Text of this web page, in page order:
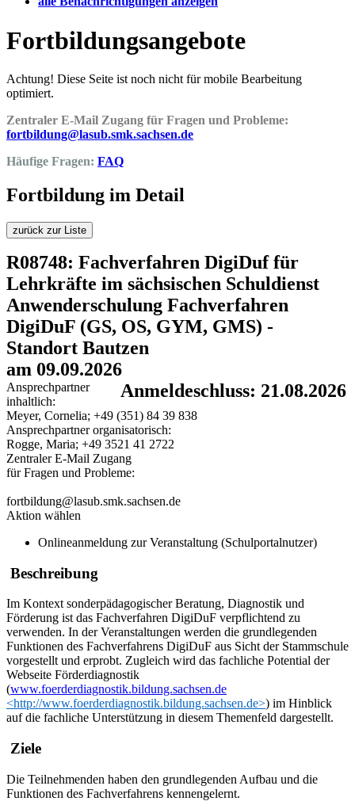
Fortbildungsangebote
Achtung! Diese Seite ist noch nicht für mobile Bearbeitung
optimiert.
Zentraler E-Mail Zugang für Fragen und Probleme:
fortbildung@lasub.smk.sachsen.de
Häufige Fragen: FAQ
Fortbildung im Detail
zurück zur Liste
R08748: Fachverfahren DigiDuf für
Lehrkräfte im sächsischen Schuldienst
Anwenderschulung Fachverfahren
DigiDuF (GS, OS, GYM, GMS) -
Standort Bautzen
am 09.09.2026
Anmeldeschluss: 21.08.2026
Ansprechpartner
inhaltlich:
Meyer, Cornelia; +49 (351) 84 39 838
Ansprechpartner organisatorisch:
Rogge, Maria; +49 3521 41 2722
Zentraler E-Mail Zugang
für Fragen und Probleme:
fortbildung@lasub.smk.sachsen.de
Aktion wählen
Onlineanmeldung zur Veranstaltung (Schulportalnutzer)
Beschreibung
Im Kontext sonderpädagogischer Beratung, Diagnostik und
Förderung ist das Fachverfahren DigiDuF verpflichtend zu
verwenden. In der Veranstaltungen werden die grundlegenden
Funktionen des Fachverfahrens DigiDuF aus Sicht der Stammschule
vorgestellt und erprobt. Zugleich wird das fachliche Potential der
Webseite Förderdiagnostik
(www.foerderdiagnostik.bildung.sachsen.de
<http://www.foerderdiagnostik.bildung.sachsen.de>) im Hinblick
auf die fachliche Unterstützung in diesem Themenfeld dargestellt.
Ziele
Die Teilnehmenden haben den grundlegenden Aufbau und die
Funktionen des Fachverfahrens kennengelernt.